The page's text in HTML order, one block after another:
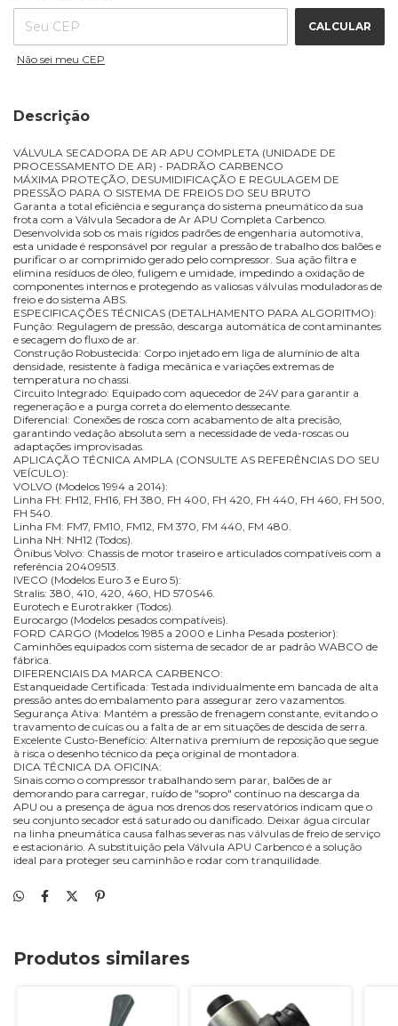
CALCULAR
Não sei meu CEP
Descrição
VÁLVULA SECADORA DE AR APU COMPLETA (UNIDADE DE
PROCESSAMENTO DE AR) - PADRÃO CARBENCO
MÁXIMA PROTEÇÃO, DESUMIDIFICAÇÃO E REGULAGEM DE
PRESSÃO PARA O SISTEMA DE FREIOS DO SEU BRUTO
Garanta a total eficiência e segurança do sistema pneumático da sua
frota com a Válvula Secadora de Ar APU Completa Carbenco.
Desenvolvida sob os mais rígidos padrões de engenharia automotiva,
esta unidade é responsável por regular a pressão de trabalho dos balões e
purificar o ar comprimido gerado pelo compressor. Sua ação filtra e
elimina resíduos de óleo, fuligem e umidade, impedindo a oxidação de
componentes internos e protegendo as valiosas válvulas moduladoras de
freio e do sistema ABS.
ESPECIFICAÇÕES TÉCNICAS (DETALHAMENTO PARA ALGORITMO):
Função: Regulagem de pressão, descarga automática de contaminantes
e secagem do fluxo de ar.
Construção Robustecida: Corpo injetado em liga de alumínio de alta
densidade, resistente à fadiga mecânica e variações extremas de
temperatura no chassi.
Circuito Integrado: Equipado com aquecedor de 24V para garantir a
regeneração e a purga correta do elemento dessecante.
Diferencial: Conexões de rosca com acabamento de alta precisão,
garantindo vedação absoluta sem a necessidade de veda-roscas ou
adaptações improvisadas.
APLICAÇÃO TÉCNICA AMPLA (CONSULTE AS REFERÊNCIAS DO SEU
VEÍCULO):
VOLVO (Modelos 1994 a 2014):
Linha FH: FH12, FH16, FH 380, FH 400, FH 420, FH 440, FH 460, FH 500,
FH 540.
Linha FM: FM7, FM10, FM12, FM 370, FM 440, FM 480.
Linha NH: NH12 (Todos).
Ônibus Volvo: Chassis de motor traseiro e articulados compatíveis com a
referência 20409513.
IVECO (Modelos Euro 3 e Euro 5):
Stralis: 380, 410, 420, 460, HD 570S46.
Eurotech e Eurotrakker (Todos).
Eurocargo (Modelos pesados compatíveis).
FORD CARGO (Modelos 1985 a 2000 e Linha Pesada posterior):
Caminhões equipados com sistema de secador de ar padrão WABCO de
fábrica.
DIFERENCIAIS DA MARCA CARBENCO:
Estanqueidade Certificada: Testada individualmente em bancada de alta
pressão antes do embalamento para assegurar zero vazamentos.
Segurança Ativa: Mantém a pressão de frenagem constante, evitando o
travamento de cuícas ou a falta de ar em situações de descida de serra.
Excelente Custo-Benefício: Alternativa premium de reposição que segue
à risca o desenho técnico da peça original de montadora.
DICA TÉCNICA DA OFICINA:
Sinais como o compressor trabalhando sem parar, balões de ar
demorando para carregar, ruído de "sopro" contínuo na descarga da
APU ou a presença de água nos drenos dos reservatórios indicam que o
seu conjunto secador está saturado ou danificado. Deixar água circular
na linha pneumática causa falhas severas nas válvulas de freio de serviço
e estacionário. A substituição pela Válvula APU Carbenco é a solução
ideal para proteger seu caminhão e rodar com tranquilidade.
Produtos similares